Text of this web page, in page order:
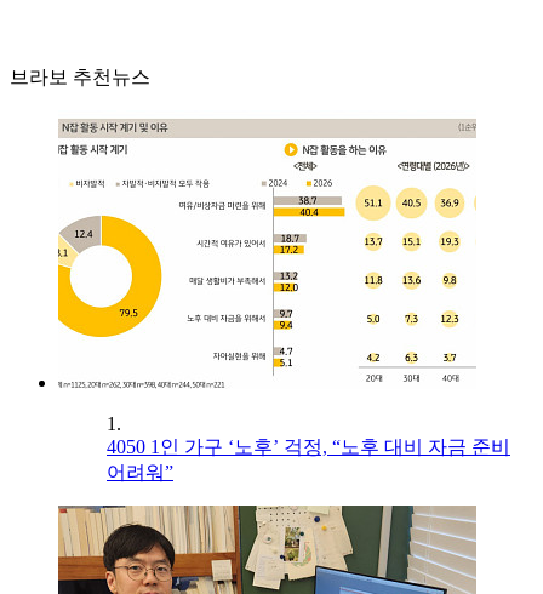
브라보 추천뉴스
1.
4050 1인 가구 ‘노후’ 걱정, “노후 대비 자금 준비
어려워”